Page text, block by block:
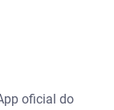
oficial do